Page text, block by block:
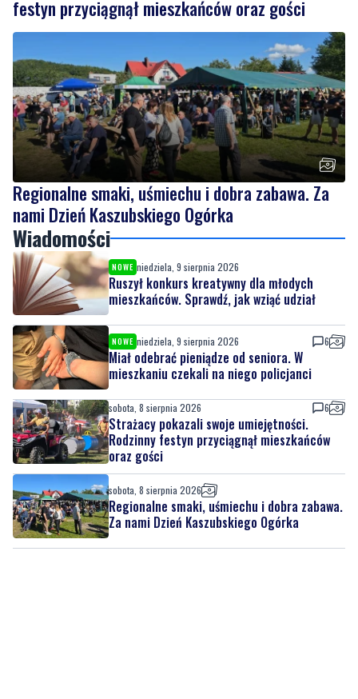
festyn przyciągnął mieszkańców oraz gości
Regionalne smaki, uśmiechu i dobra zabawa. Za
nami Dzień Kaszubskiego Ogórka
Wiadomości
NOWE niedziela, 9 sierpnia 2026
Ruszył konkurs kreatywny dla młodych
mieszkańców. Sprawdź, jak wziąć udział
NOWE niedziela, 9 sierpnia 2026 6
Miał odebrać pieniądze od seniora. W
mieszkaniu czekali na niego policjanci
sobota, 8 sierpnia 2026 6
Strażacy pokazali swoje umiejętności.
Rodzinny festyn przyciągnął mieszkańców
oraz gości
sobota, 8 sierpnia 2026
Regionalne smaki, uśmiechu i dobra zabawa.
Za nami Dzień Kaszubskiego Ogórka